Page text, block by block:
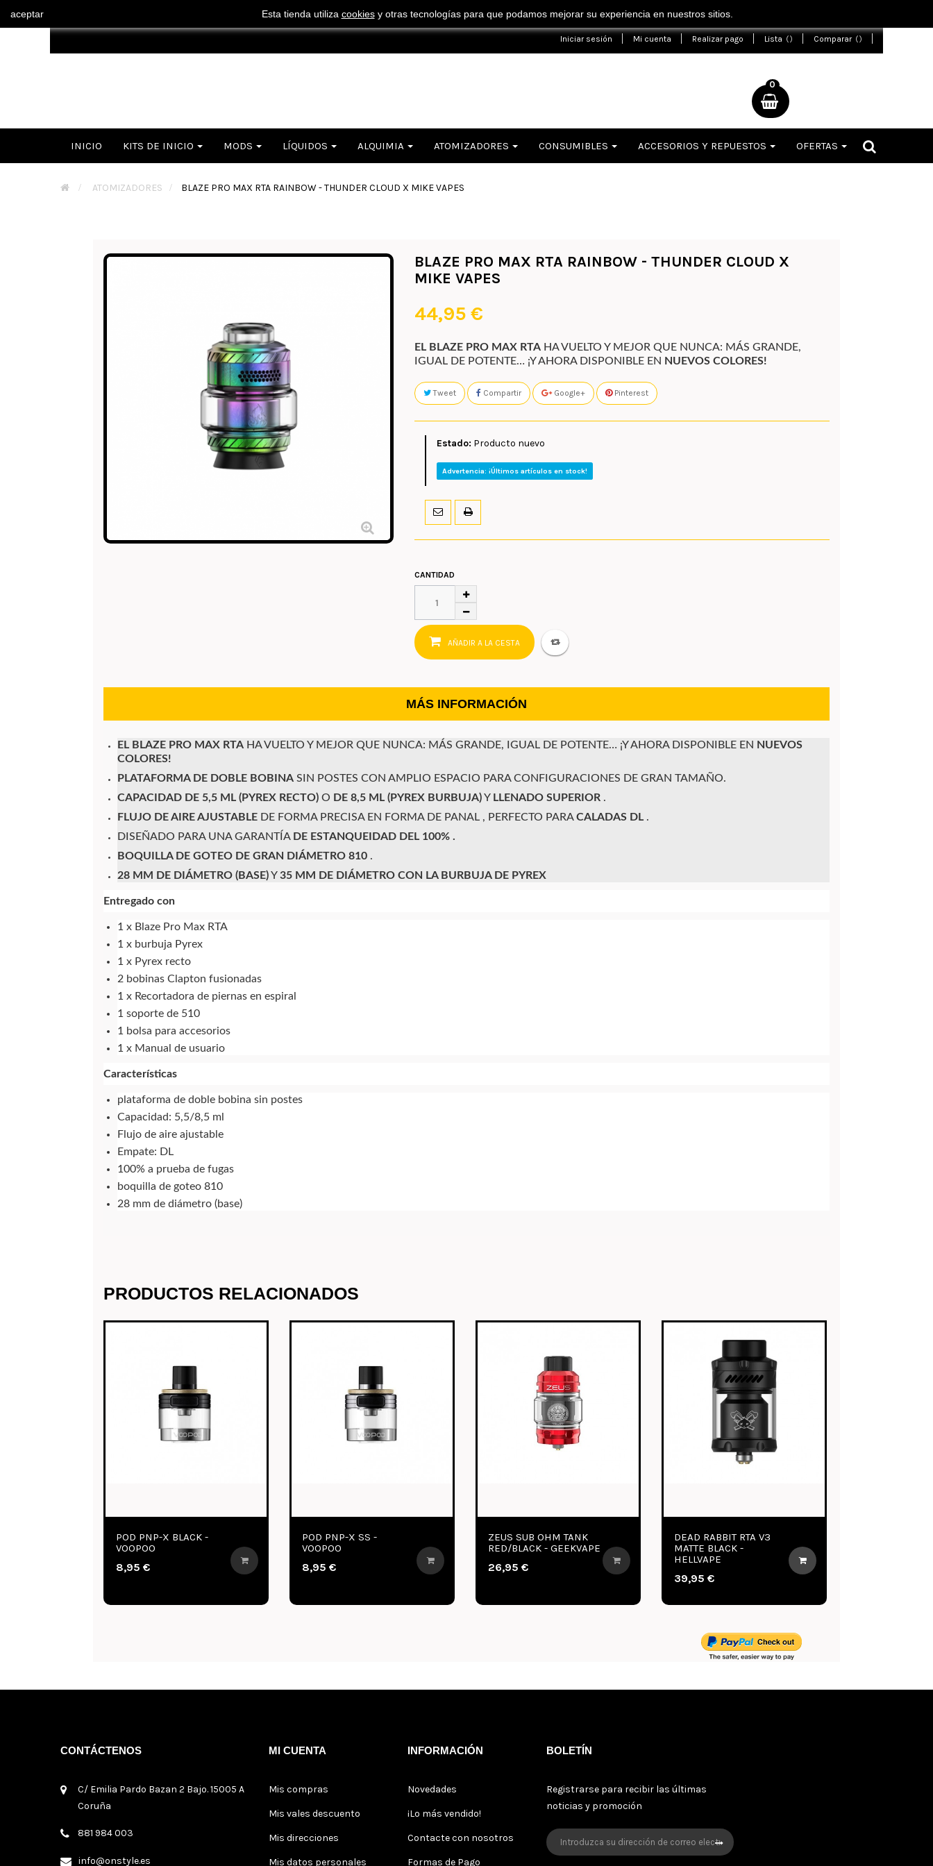
¡ Consigue tu envío gratuito por compras superiores a 50€ !
Iniciar sesión Mi cuenta Realizar pago Lista Comparar
0
INICIO KITS DE INICIO MODS LÍQUIDOS ALQUIMIA ATOMIZADORES CONSUMIBLES ACCESORIOS Y REPUESTOS OFERTAS
> ATOMIZADORES > BLAZE PRO MAX RTA RAINBOW - THUNDER CLOUD X MIKE VAPES
BLAZE PRO MAX RTA RAINBOW - THUNDER CLOUD X
MIKE VAPES
44,95 €
EL BLAZE PRO MAX RTA HA VUELTO Y MEJOR QUE NUNCA: MÁS GRANDE,
IGUAL DE POTENTE… ¡Y AHORA DISPONIBLE EN NUEVOS COLORES!
Tweet Compartir Google+ Pinterest
Estado: Producto nuevo
Advertencia: ¡Últimos artículos en stock!
CANTIDAD
AÑADIR A LA CESTA
MÁS INFORMACIÓN
EL BLAZE PRO MAX RTA HA VUELTO Y MEJOR QUE NUNCA: MÁS GRANDE, IGUAL DE POTENTE… ¡Y AHORA DISPONIBLE EN NUEVOS
COLORES!
PLATAFORMA DE DOBLE BOBINA SIN POSTES CON AMPLIO ESPACIO PARA CONFIGURACIONES DE GRAN TAMAÑO.
CAPACIDAD DE 5,5 ML (PYREX RECTO) O DE 8,5 ML (PYREX BURBUJA) Y LLENADO SUPERIOR .
FLUJO DE AIRE AJUSTABLE DE FORMA PRECISA EN FORMA DE PANAL , PERFECTO PARA CALADAS DL .
DISEÑADO PARA UNA GARANTÍA DE ESTANQUEIDAD DEL 100% .
BOQUILLA DE GOTEO DE GRAN DIÁMETRO 810 .
28 MM DE DIÁMETRO (BASE) Y 35 MM DE DIÁMETRO CON LA BURBUJA DE PYREX
Entregado con
1 x Blaze Pro Max RTA
1 x burbuja Pyrex
1 x Pyrex recto
2 bobinas Clapton fusionadas
1 x Recortadora de piernas en espiral
1 soporte de 510
1 bolsa para accesorios
1 x Manual de usuario
Características
plataforma de doble bobina sin postes
Capacidad: 5,5/8,5 ml
Flujo de aire ajustable
Empate: DL
100% a prueba de fugas
boquilla de goteo 810
28 mm de diámetro (base)
PRODUCTOS RELACIONADOS
DEAD RABBIT RTA V3
BLAZE RTA GUN METAL -
THUNDERHEAD
CREATIONS
40,95 €
THUNDERHEAD
CREATIONS
40,95 €
DEPOSITO/TANQUE PNP
2 4.5ML - VOOPOO
4,95 €
TAUREN SOLO RDA V1.5
GUN METAL -
THUNDERHEAD
CREATIONS
CONTÁCTENOS
C/ Emilia Pardo Bazan 2 Bajo. 15005 A
Coruña
881 984 003
info@onstyle.es
MI CUENTA
Mis compras
Mis vales descuento
Mis direcciones
Mis datos personales
INFORMACIÓN
Novedades
¡Lo más vendido!
Contacte con nosotros
Formas de Pago
BOLETÍN
Registrarse para recibir las últimas
noticias y promoción
aceptar Esta tienda utiliza cookiesy otras tecnologías para que podamos mejorar su experiencia en nuestros sitios.